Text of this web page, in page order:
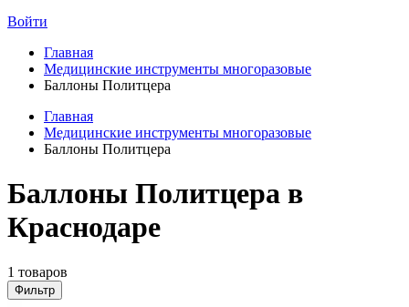
Войти
Главная
Медицинские инструменты многоразовые
Баллоны Политцера
Главная
Медицинские инструменты многоразовые
Баллоны Политцера
Баллоны Политцера в
Краснодаре
1 товаров
Фильтр